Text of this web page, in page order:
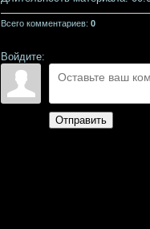
Всего комментариев: 0
Войдите:
Отправить